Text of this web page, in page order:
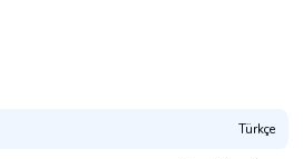
Türkçe